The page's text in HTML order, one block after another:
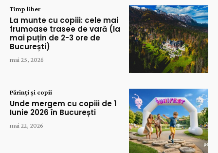
Timp liber
La munte cu copiii: cele mai
frumoase trasee de vară (la
mai puțin de 2-3 ore de
București)
mai 25, 2026
Părinți și copii
Unde mergem cu copiii de 1
Iunie 2026 în București
mai 22, 2026